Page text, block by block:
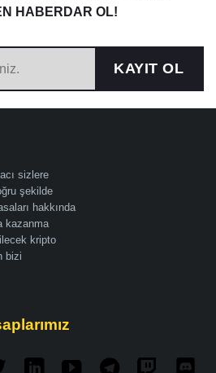
HABERDAR OL!
KAYIT OL
sizlere
şekilde
hakkında
kazanma
kripto
bizi